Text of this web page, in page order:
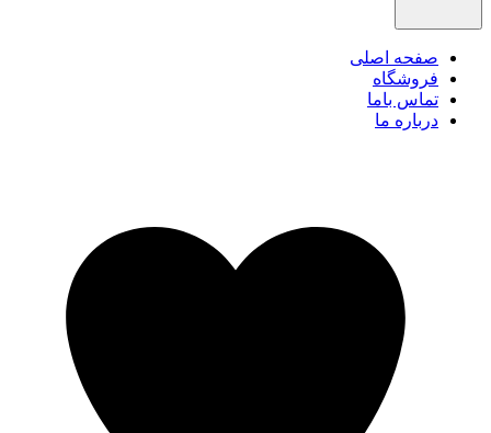
صفحه اصلی
فروشگاه
تماس باما
درباره ما